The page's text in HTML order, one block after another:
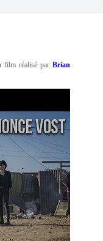
film réalisé parBrian